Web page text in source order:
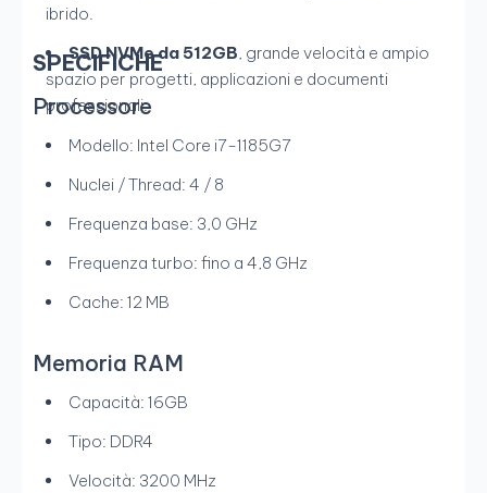
ibrido.
SSD NVMe da 512GB, grande velocità e ampio
spazio per progetti, applicazioni e documenti
professionali.
SPECIFICHE
Processore
Modello: Intel Core i7-1185G7
Nuclei / Thread: 4 / 8
Frequenza base: 3,0 GHz
Frequenza turbo: fino a 4,8 GHz
Cache: 12 MB
Memoria RAM
Capacità: 16GB
Tipo: DDR4
Velocità: 3200 MHz